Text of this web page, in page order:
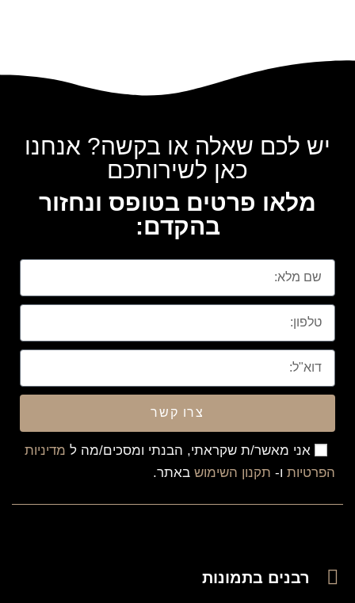
יש לכם שאלה או בקשה? אנחנו
כאן לשירותכם
מלאו פרטים בטופס ונחזור
בהקדם:
אני מאשר/ת שקראתי, הבנתי ומסכים/מה ל מדיניות
הפרטיות ו- תקנון השימוש באתר.
צרו קשר
רבנים בתמונות